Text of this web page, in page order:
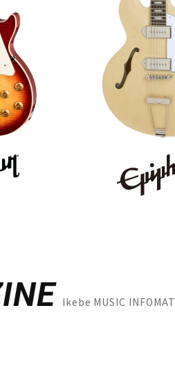
Ikebe MUSIC